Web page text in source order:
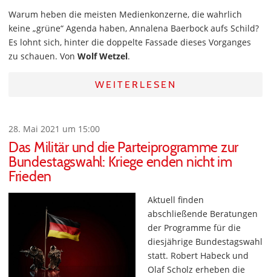
Warum heben die meisten Medienkonzerne, die wahrlich
keine „grüne“ Agenda haben, Annalena Baerbock aufs Schild?
Es lohnt sich, hinter die doppelte Fassade dieses Vorganges
zu schauen. Von Wolf Wetzel.
WEITERLESEN
28. Mai 2021 um 15:00
Das Militär und die Parteiprogramme zur
Bundestagswahl: Kriege enden nicht im
Frieden
Aktuell finden
abschließende Beratungen
der Programme für die
diesjährige Bundestagswahl
statt. Robert Habeck und
Olaf Scholz erheben die